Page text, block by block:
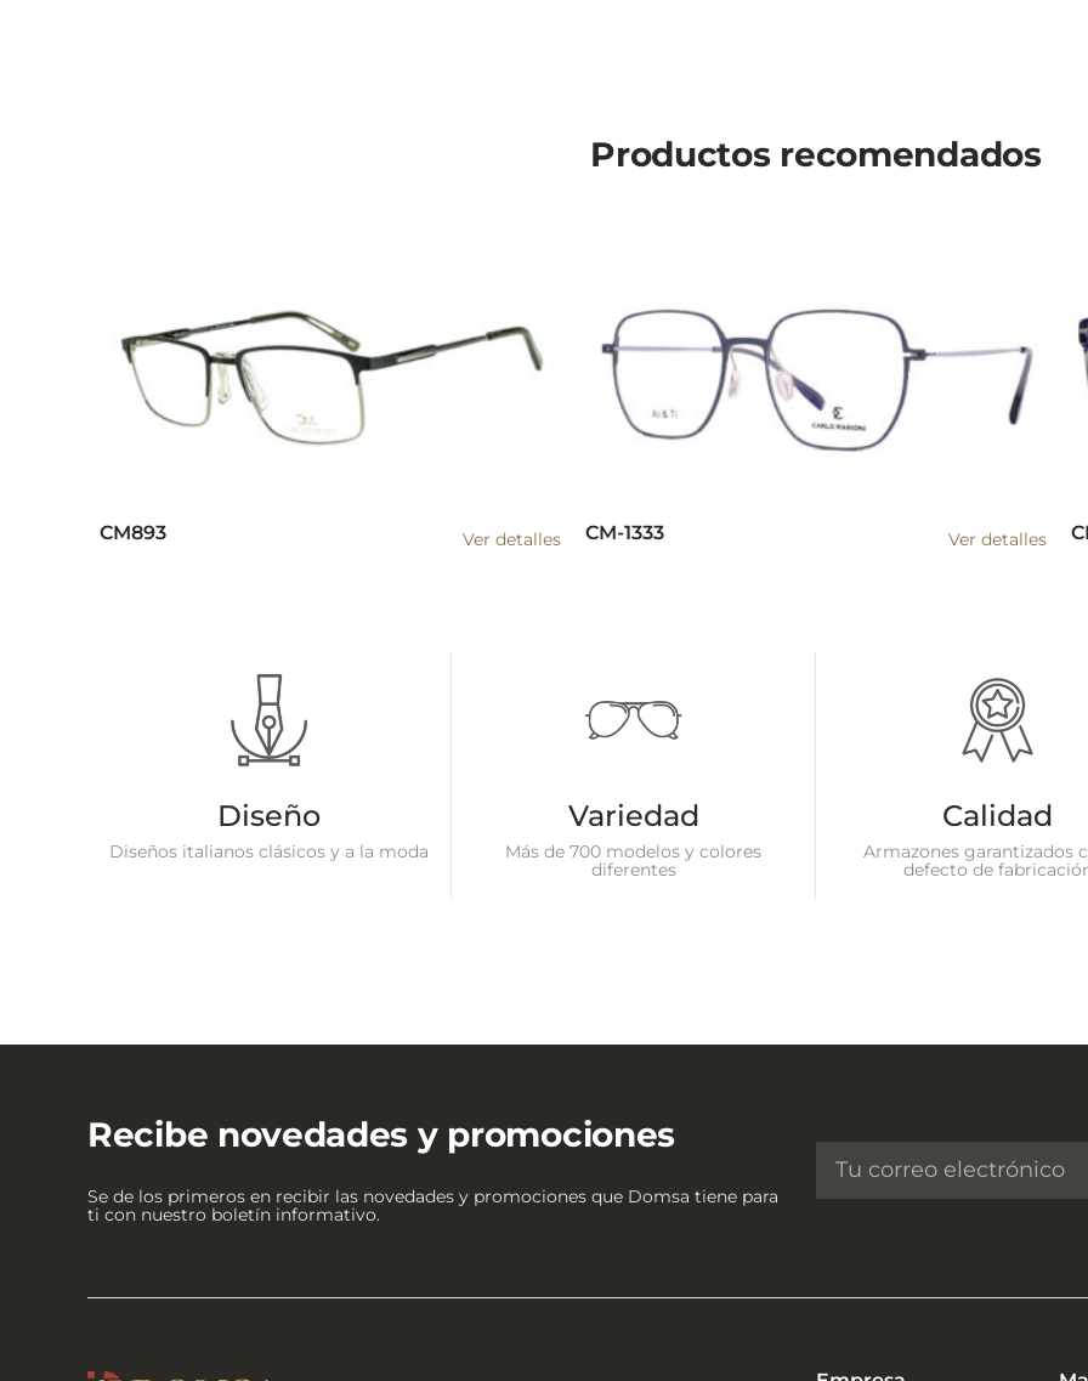
Productos recomendados
CM893 Ver detalles CM-1333 Ver detalles
Diseño
Diseños italianos clásicos y a la moda
Variedad
Más de 700 modelos y colores
diferentes
Calidad
Armazones garantizados
defecto de
Recibe novedades y promociones
Se de los primeros en recibir las novedades y promociones que Domsa tiene para
ti con nuestro boletín informativo.